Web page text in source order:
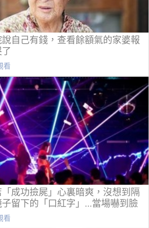
自己有錢，查看餘額氣的家婆報
看
成功撿屍」心裏暗爽，沒想到隔
留下的「口紅字」...當場嚇到臉
看